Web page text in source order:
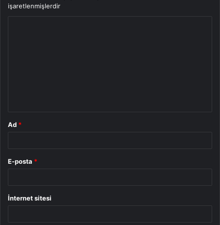
işaretlenmişlerdir
Ad *
E-posta *
İnternet sitesi